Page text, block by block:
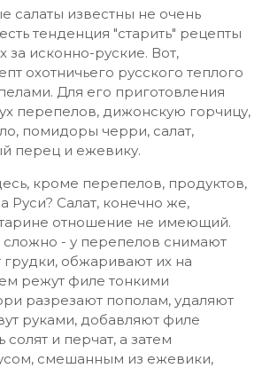
салаты известны не очень
тенденция "старить" рецепты
за исконно-руские. Вот,
охотничьего русского теплого
Для его приготовления
перепелов, дижонскую горчицу,
помидоры черри, салат,
перец и ежевику.
кроме перепелов, продуктов,
Руси? Салат, конечно же,
отношение не имеющий.
сложно - у перепелов снимают
грудки, обжаривают их на
режут филе тонкими
разрезают пополам, удаляют
руками, добавляют филе
солят и перчат, а затем
смешанным из ежевики,